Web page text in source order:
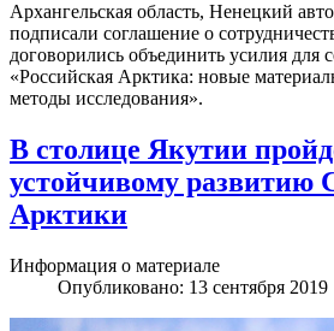
Архангельская область, Ненецкий
подписали соглашение о
договорились объединить усилия для
«Российская Арктика: новые
методы исследования».
В столице Якутии
устойчивому развитию
Арктики
Информация о материале
Опубликовано: 13 сентября 2019